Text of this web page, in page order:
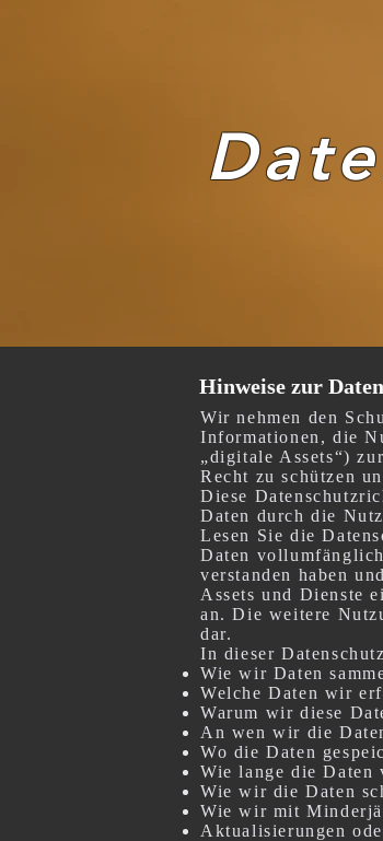
Hinweise zur
Wir nehmen den
Informationen, die
„digitale Assets“)
Recht zu schützen
Diese
Daten durch die
Lesen Sie die
Daten
verstanden haben
Assets und Dienste
an. Die weitere
dar.
In dieser
Wie wir Daten
Welche Daten wir
Warum wir diese
An wen wir die
Wo die Daten
Wie lange die Daten
Wie wir die Daten
Wie wir mit
Aktualisierungen